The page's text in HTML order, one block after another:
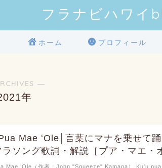
フラナビハワイ
ホーム プロフィール
―
年
Mae ʻOle│言葉にマナを乗せて
ラソング歌詞・解説［プア・マエ・
Mae ʻOle（作者：John "Squeeze" Kamana） Kuʻu